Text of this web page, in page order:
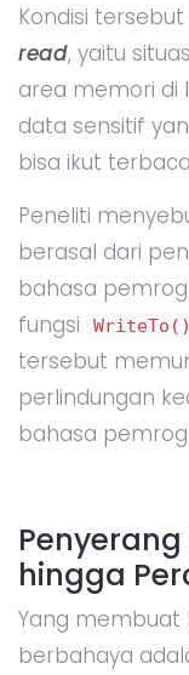
Kondisi
read, yaitu
area memori di
data sensitif
bisa ikut
Peneliti
berasal dari
bahasa
fungsi
WriteTo()
tersebut
perlindungan
bahasa
Penyerang
hingga
Yang membuat
berbahaya